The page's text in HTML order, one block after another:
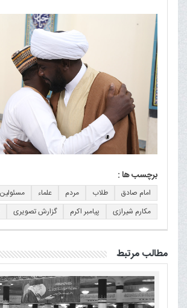
برچسب ها :
امام صادق طلاب مردم علماء
مسئولین
مکارم شیرازی
پیامبر اکرم گزارش تصویری
مطالب مرتبط